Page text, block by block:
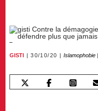
GISTI 30/10/20 Islamophobie